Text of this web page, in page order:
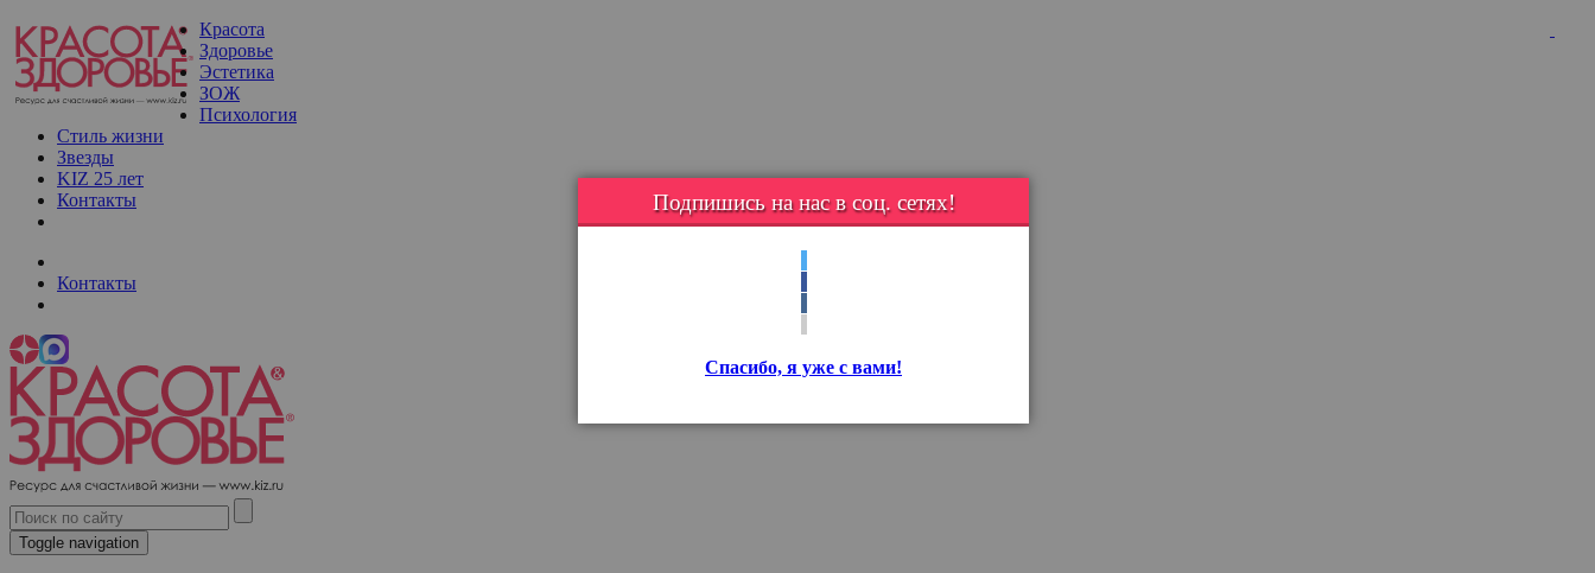
Красота
Здоровье
Эстетика
ЗОЖ
Психология
Стиль жизни
Звезды
KIZ 25 лет
Контакты
Контакты
Toggle navigation
Подпишись на нас в соц. сетях!
Спасибо, я уже с вами!